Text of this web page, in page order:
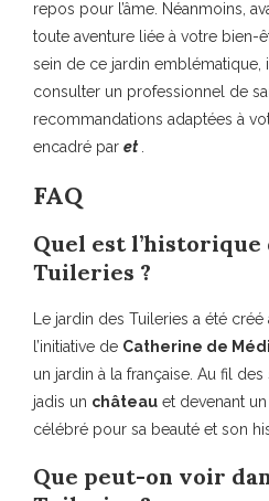
repos pour l’âme. Néanmoins,
toute aventure liée à votre bien-
sein de ce jardin emblématique,
consulter un professionnel de
recommandations adaptées à
encadré par et.
FAQ
Quel est
Tuileries ?
Le jardin des Tuileries a été créé
l’initiative de Catherine de
un jardin à la française. Au fil
jadis un château et devenant
célébré pour sa beauté et son
Que peut-on voir